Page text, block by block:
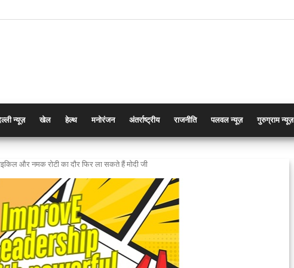
न्यूज़ खेल हेल्थ मनोरंजन अंतर्राष्ट्रीय राजनीति पलवल न्यूज़ गुरुग्राम न्यूज़
और नमक रोटी का दौर फिर ला सकते हैं मोदी जी